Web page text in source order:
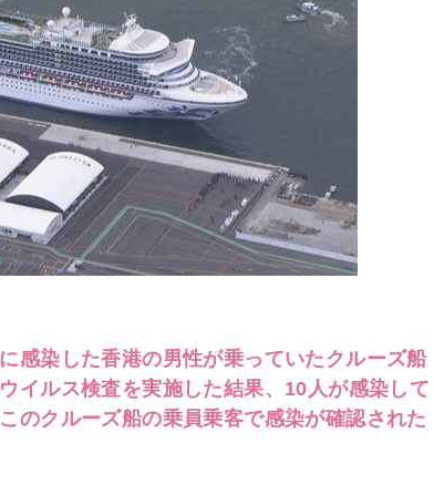
感染した香港の男性が乗っていたクルーズ船
イルス検査を実施した結果、10人が感染して
のクルーズ船の乗員乗客で感染が確認された